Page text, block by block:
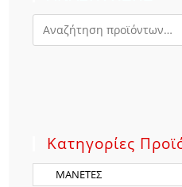
Κατηγορίες